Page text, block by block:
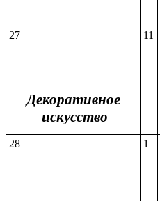
27 11
Декоративное
искусство
28 1